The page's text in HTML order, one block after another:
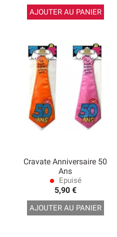
AJOUTER AU PANIER
Cravate Anniversaire 50
Ans
lens Epuisé
5,90 €
AJOUTER AU PANIER